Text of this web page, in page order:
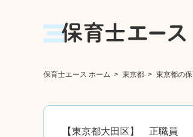
保育士エース ホーム > 東京都 > 東京都の
【東京都大田区】 正職員